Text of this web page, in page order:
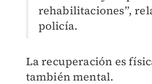
rehabilitaciones”,
policía.
La recuperación es
también mental.